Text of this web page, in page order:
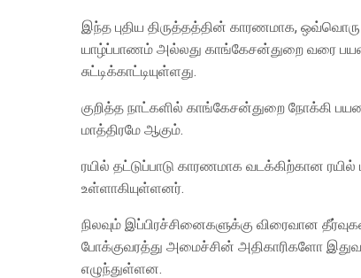
இந்த புதிய திருத்தத்தின் காரணமாக,
யாழ்ப்பாணம் அல்லது காங்கேசன்துறை வரை
சுட்டிக்காட்டியுள்ளது.
குறித்த நாட்களில் காங்கேசன்துறை நோக்கி
மாத்திரமே ஆகும்.
ரயில் தட்டுப்பாடு காரணமாக வடக்கிற்கான
உள்ளாகியுள்ளனர்.
நிலவும் இப்பிரச்சினைகளுக்கு விரைவான
போக்குவரத்து அமைச்சின் அதிகாரிகளோ
எழுந்துள்ளன.